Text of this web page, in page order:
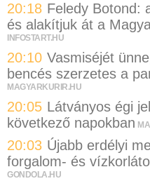
20:18 Feledy Botond:
és alakítjuk át a
INFOSTART.HU
20:10 Vasmiséjét
bencés szerzetes a
MAGYARKURIR.HU
20:05 Látványos égi
következő napokban
20:03 Újabb erdélyi
forgalom- és
GONDOLA.HU